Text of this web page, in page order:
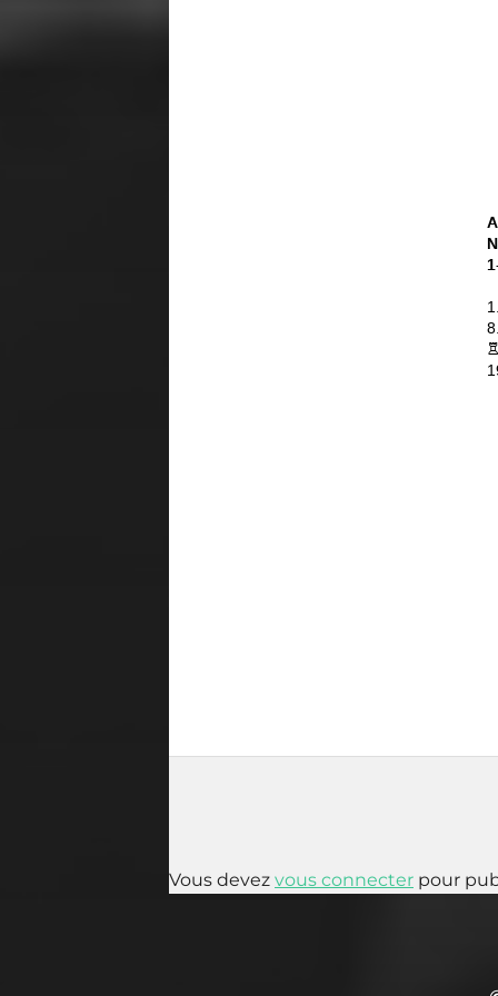
Vous devez vous connecter pour